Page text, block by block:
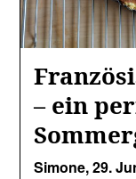
– ein
Simone,29.